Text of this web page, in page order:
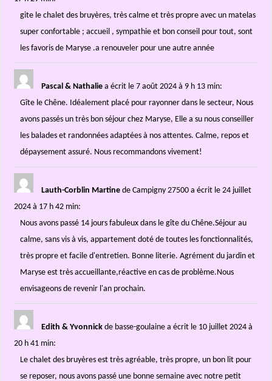
gite le chalet des bruyères, très calme et très propre avec un matelas
super confortable ; accueil , sympathie et bon conseil pour tout, sont
les favoris de Maryse .a renouveler pour une autre année
Pascal & Nathalie a écrit le 7 août 2024à 9 h 13 min:
Gîte le Chêne. Idéalement placé pour rayonner dans le secteur, Nous
avons passés un très bon séjour chez Maryse, Elle a su nous conseiller
les balades et randonnées adaptées à nos attentes. Calme, repos et
dépaysement assuré. Nous recommandons vivement!
Lauth-Corblin Martine de Campigny 27500 a écrit le 24 juillet
2024à 17 h 42 min:
Nous avons passé 14 jours fabuleux dans le gîte du Chêne.Séjour au
calme, sans vis à vis, appartement doté de toutes les fonctionnalités,
très propre et facile d'entretien. Bonne literie. Agrément du jardin et
Maryse est très accueillante,réactive en cas de problème.Nous
envisageons de revenir l'an prochain.
Edith & Yvonnick de basse-goulaine a écrit le 10 juillet 2024à
20 h 41 min:
Le chalet des bruyères est très agréable, très propre, un bon lit pour
se reposer, nous avons passé une bonne semaine avec notre petit